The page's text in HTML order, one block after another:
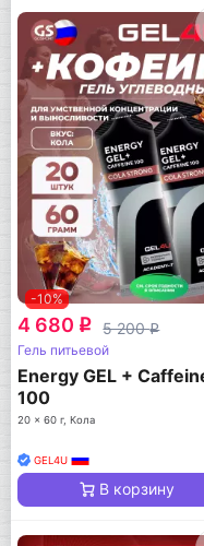
-10%
4 680 q 5 200q
Гель питьевой
Energy GEL +
100
20 x 60 г, Кола
GEL4U
В корзину